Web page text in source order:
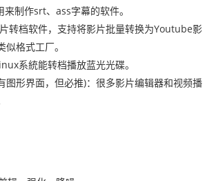
制作srt、ass字幕的软件。
转档软件，支持将影片批量转换为Youtube影
格式工厂。
系統能转档播放蓝光光碟。
形界面，但必推)：很多影片编辑器和视频播